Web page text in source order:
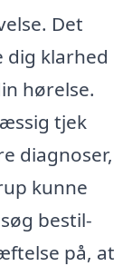
Det
dig klarhed
hørelse.
tjek
diagnoser,
kunne
bestil-
på, at